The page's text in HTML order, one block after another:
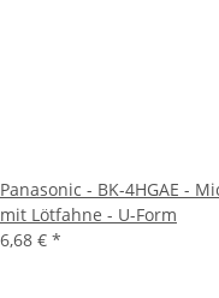
Panasonic - BK-4HGAE -
mit Lötfahne - U-Form
6,68 € *